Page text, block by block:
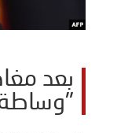
بعد
"وساطة